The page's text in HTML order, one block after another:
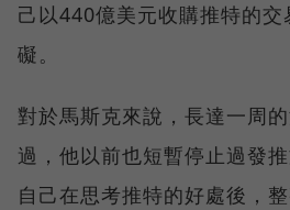
己以440億美元收購推特的
礙。
對於馬斯克來說，長達一周
過，他以前也短暫停止過發
自己在思考推特的好處後，